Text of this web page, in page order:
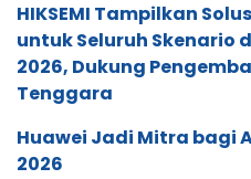
HIKSEMI Tampilkan
untuk Seluruh Skenario
2026, Dukung
Tenggara
Huawei Jadi Mitra bagi
2026